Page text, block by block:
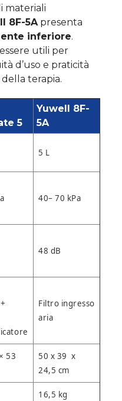
materiali
8F-5Apresenta
inferiore.
utili per
d’uso e praticità
terapia.
5
Yuwell 8F-
5A
5 L
40– 70 kPa
48 dB
Filtro ingresso
aria
53
50 x 39 x
24,5 cm
16,5 kg